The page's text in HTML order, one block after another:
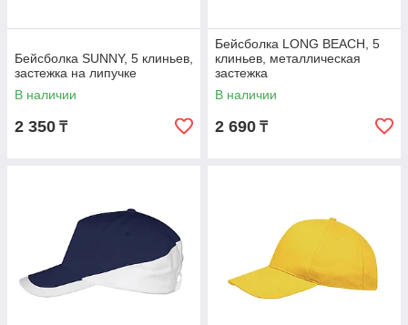
Бейсболка SUNNY, 5 клиньев,
застежка на липучке
В наличии
2 350 ₸
Бейсболка LONG BEACH, 5
клиньев, металлическая
застежка
В наличии
2 690 ₸